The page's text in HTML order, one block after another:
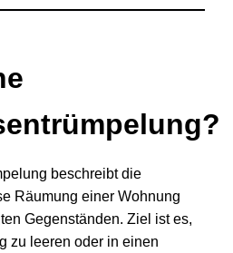
beschreibt die
Räumung einer Wohnung
Gegenständen. Ziel ist es,
zu leeren oder in einen